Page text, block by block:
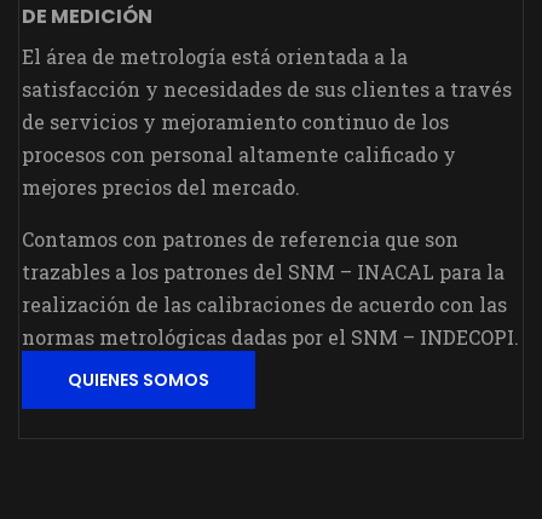
DE MEDICIÓN
El área de metrología está orientada a la
satisfacción y necesidades de sus clientes a través
de servicios y mejoramiento continuo de los
procesos con personal altamente calificado y
mejores precios del mercado.
Contamos con patrones de referencia que son
trazables a los patrones del SNM – INACAL para la
realización de las calibraciones de acuerdo con las
normas metrológicas dadas por el SNM – INDECOPI.
QUIENES SOMOS